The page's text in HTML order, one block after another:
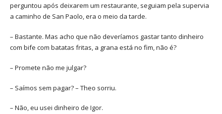
perguntou após deixarem um restaurante, seguiam pela supervia
a caminho de San Paolo, era o meio da tarde.
– Bastante. Mas acho que não deveríamos gastar tanto dinheiro
com bife com batatas fritas, a grana está no fim, não é?
– Promete não me julgar?
– Saímos sem pagar? – Theo sorriu.
– Não, eu usei dinheiro de Igor.